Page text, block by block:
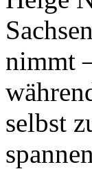
nimmt
selbst